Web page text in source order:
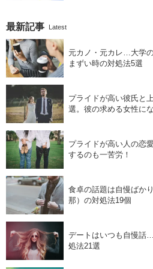
最新記事 Latest
元カノ・元カレ…大学
まずい時の対処法5選
プライドが高い彼氏と
選。彼の求める女性に
プライドが高い人の恋
するのも一苦労！
食卓の話題は自慢ばか
那）の対処法19個
デートはいつも自慢話
処法21選